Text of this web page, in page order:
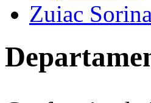
Zuiac Sorina